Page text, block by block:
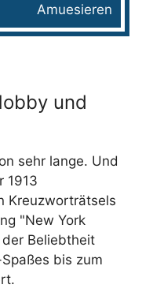
Amuesieren
und
sehr lange. Und
1913
Kreuzworträtsels
"New York
Beliebtheit
bis zum